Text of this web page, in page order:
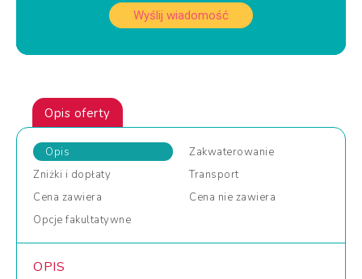
Wyślij wiadomość
Opis oferty
Opis
Zakwaterowanie
Zniżki i dopłaty
Transport
Cena zawiera Cena nie zawiera
Opcje fakultatywne
OPIS